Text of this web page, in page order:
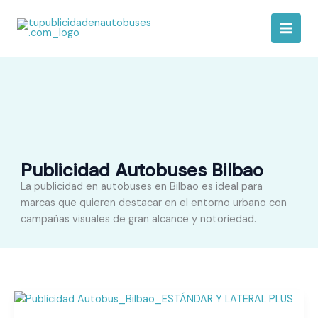
contenido
Publicidad Autobuses Bilbao
La publicidad en autobuses en Bilbao es ideal para
marcas que quieren destacar en el entorno urbano con
campañas visuales de gran alcance y notoriedad.
Estrategia